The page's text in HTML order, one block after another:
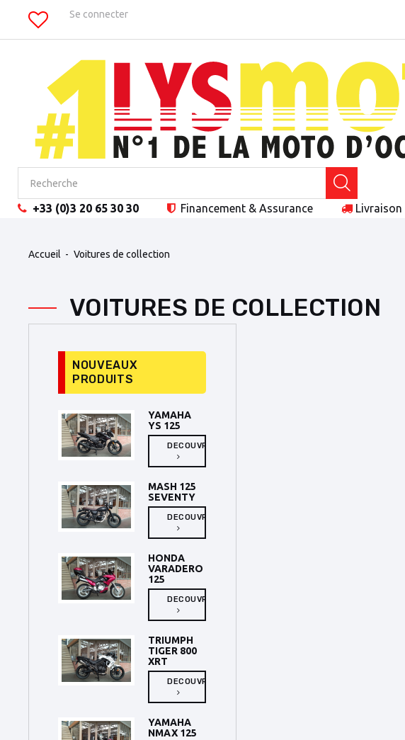
Se connecter
+33 (0)3 20 65 30 30 Financement & Assurance Livraison
Accueil Voitures de collection
VOITURES DE COLLECTION
NOUVEAUX
PRODUITS
YAMAHA
YS 125
DECOUVRIR
MASH 125
SEVENTY
DECOUVRIR
HONDA
VARADERO
125
DECOUVRIR
TRIUMPH
TIGER 800
XRT
DECOUVRIR
YAMAHA
NMAX 125